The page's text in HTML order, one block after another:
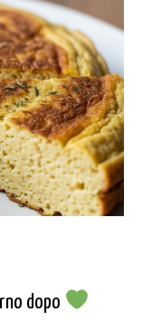
dopo